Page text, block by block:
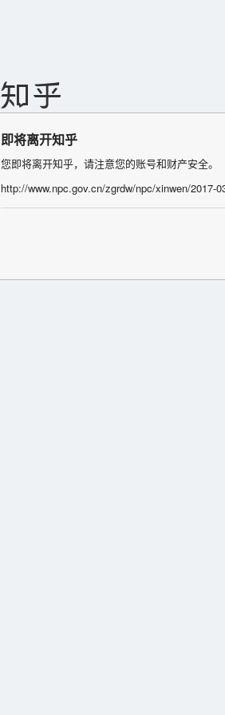
即将离开知乎
您即将离开知乎，请注意您的账号和财产安全。
http://www.npc.gov.cn/zgrdw/npc/xinwen/2017-